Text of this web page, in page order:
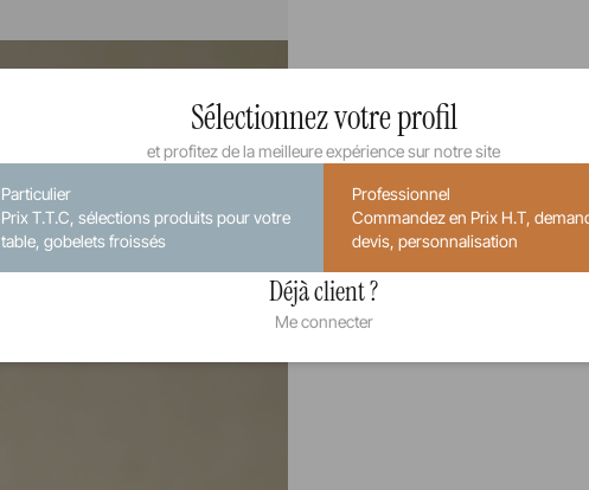
Sélectionnez votre profil
et profitez de la meilleure expérience sur notre site
Particulier
Prix T.T.C, sélections produits pour votre
table, gobelets froissés
Professionnel
Commandez en Prix H.T,
devis, personnalisation
Déjà client ?
Me connecter